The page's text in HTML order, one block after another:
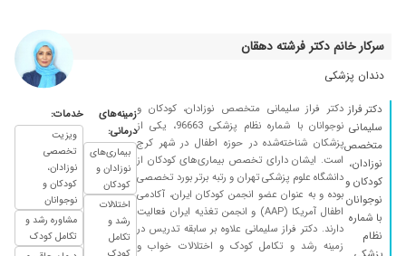
خیلی دکترخوبی هستن ۱۴۰۴/۰۴/۰۲
هست پسرم
۱۴۰۵/۰۴/۲۸
راضی بودم ۱۴۰۳/۰۷/۲۰
خوب بود. ۱۴۰۳/۰۵/۱۳
سلام آقای دکتر بسیار خوش برخورد و تشخیص
عالی
۱۴۰۵/۰۲/۱۳
فوق العاده عالی هستن ۱۴۰۴/۰۶/۰۳
سرکار خانم دکتر فرشته دهقان
دندان پزشکی
دکتر فراز
سلیمانی
متخصص
نوزادان،
کودکان و
نوجوانان
با شماره
نظام
دکتر فراز سلیمانی متخصص نوزادان، کودکان و
نوجوانان با شماره نظام پزشکی 96663، یکی از
پزشکان شناخته‌شده در حوزه اطفال در شهر کرج
است. ایشان دارای تخصص بیماری‌های کودکان از
دانشگاه علوم پزشکی تهران و رتبه برتر بورد تخصصی
بوده و به عنوان عضو انجمن کودکان ایران، آکادمی
اطفال آمریکا (AAP) و انجمن تغذیه ایران فعالیت
دارند. دکتر فراز سلیمانی علاوه بر سابقه تدریس در
زمینه رشد و تکامل کودک و اختلالات خواب و
زمینه‌های
درمانی:
بیماری‌های
نوزادان و
کودکان
اختلالات
رشد و
تکامل
کودک
خدمات:
ویزیت
تخصصی
نوزادان،
کودکان و
نوجوانان
مشاوره رشد و
تکامل کودک